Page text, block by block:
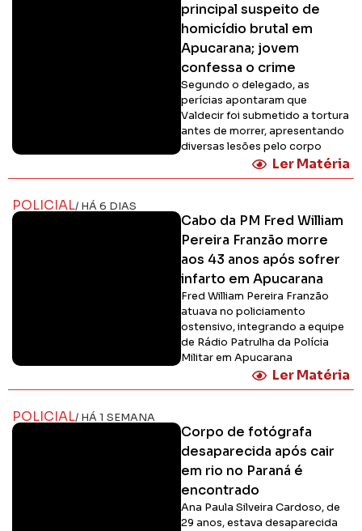
principal suspeito de
homicídio brutal em
Apucarana; jovem
confessa o crime
Segundo o delegado, as
perícias apontaram que
Valdecir foi submetido a tortura
antes de morrer, apresentando
diversas lesões pelo corpo
Ler Matéria
POLICIAL/ HÁ 6 DIAS
Cabo da PM Fred William
Pereira Franzão morre
aos 43 anos após sofrer
infarto em Apucarana
Fred William Pereira Franzão
atuava no policiamento
ostensivo, integrando a equipe
de Rádio Patrulha da Polícia
Militar em Apucarana
Ler Matéria
POLICIAL/ HÁ 1 SEMANA
Corpo de fotógrafa
desaparecida após cair
em rio no Paraná é
encontrado
Ana Paula Silveira Cardoso, de
29 anos, estava desaparecida